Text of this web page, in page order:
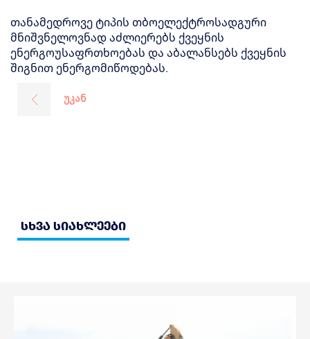
თანამედროვე ტიპის თბოელექტროსადგური
მნიშვნელოვნად აძლიერებს ქვეყნის
ენერგოუსაფრთხოებას და აბალანსებს ქვეყნის
შიგნით ენერგომიწოდებას.
უკან
სხვა სიახლეები